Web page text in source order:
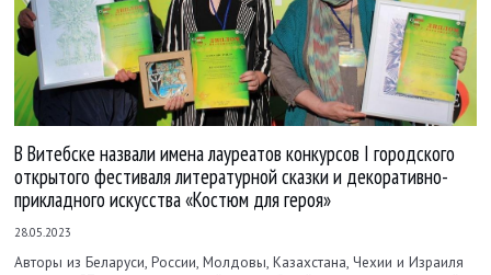
В Витебске назвали имена лауреатов конкурсов I городского
открытого фестиваля литературной сказки и декоративно-
прикладного искусства «Костюм для героя»
28.05.2023
Авторы из Беларуси, России, Молдовы, Казахстана, Чехии и Израиля